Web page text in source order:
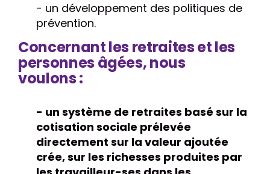
- un développement des politiques de
prévention.
Concernant les retraites et les
personnes âgées, nous
voulons :
- un système de retraites basé sur la
cotisation sociale prélevée
directement sur la valeur ajoutée
crée, sur les richesses produites par